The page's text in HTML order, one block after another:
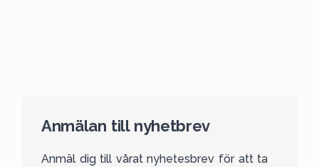
Anmälan till nyhetbrev
Anmäl dig till vårat nyhetesbrev för att ta